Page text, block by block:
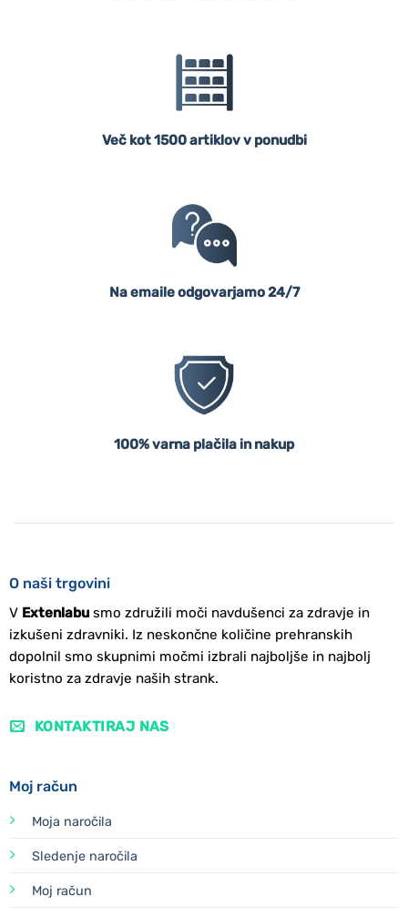
Več kot 1500 artiklov v ponudbi
Na emaile odgovarjamo 24/7
100% varna plačila in nakup
O naši trgovini
V Extenlabusmo združili moči navdušenci za zdravje in
izkušeni zdravniki. Iz neskončne količine prehranskih
dopolnil smo skupnimi močmi izbrali najboljše in najbolj
koristno za zdravje naših strank.
KONTAKTIRAJ NAS
Moj račun
Moja naročila
Sledenje naročila
Moj račun